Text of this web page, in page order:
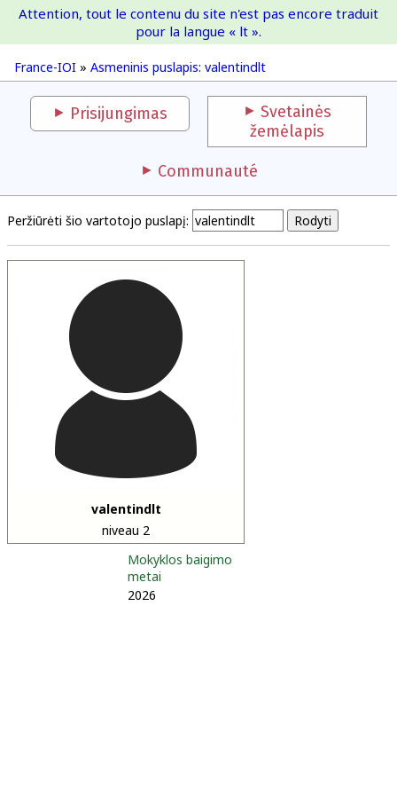
France-IOI
France-IOI » Asmeninis puslapis: valentindlt
Attention, tout le contenu du site n'est pas encore traduit
pour la langue « lt ».
Prisijungimas
Svetainės
žemėlapis
Communauté
Peržiūrėti šio vartotojo puslapį:
valentindlt
niveau 2
Mokyklos baigimo
metai
2026